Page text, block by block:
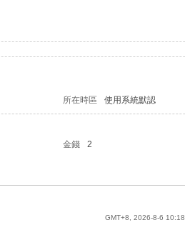
所在時區 使用系統默認
金錢
2
GMT+8, 2026-8-6 10:18